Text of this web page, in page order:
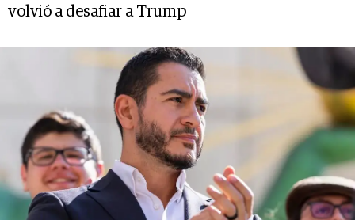
volvió a desafiar a Trump